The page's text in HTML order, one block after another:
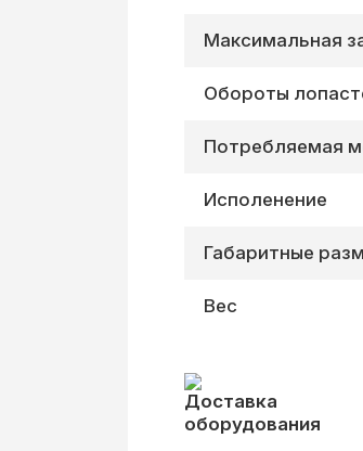
Максимальная
Обороты
Потребляемая
Исполенение
Габаритные
Вес